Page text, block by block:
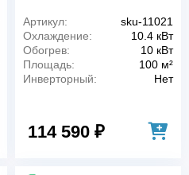
Артикул:
sku-11021
Охлаждение:
10.4 кВт
Обогрев:
10 кВт
Площадь:
100 м²
Инверторный:
Нет
114 590 ₽